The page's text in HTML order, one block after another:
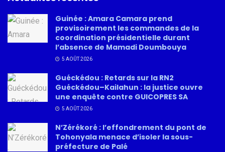
Guinée : Amara Camara prend
provisoirement les commandes de la
coordination présidentielle durant
l’absence de Mamadi Doumbouya
5 AOÛT 2026
Guéckédou : Retards sur la RN2
Guéckédou–Kailahun : la justice ouvre
une enquête contre GUICOPRES SA
5 AOÛT 2026
N’Zérékoré : l’effondrement du pont de
Tohonyala menace d’isoler la sous-
préfecture de Palé